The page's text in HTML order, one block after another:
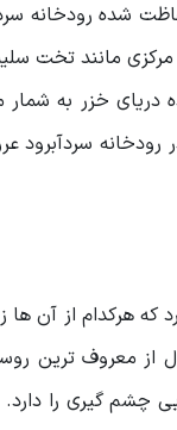
رودخانه سرد
مرکزی مانند تخت
خزر به
رودخانه
از معروف ترین
و نمایی چشم